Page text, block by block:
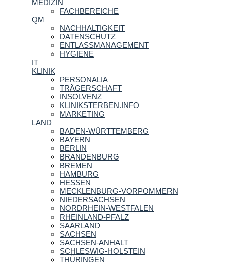
MEDIZIN
FACHBEREICHE
QM
NACHHALTIGKEIT
DATENSCHUTZ
ENTLASSMANAGEMENT
HYGIENE
IT
KLINIK
PERSONALIA
TRÄGERSCHAFT
INSOLVENZ
KLINIKSTERBEN.INFO
MARKETING
LAND
BADEN-WÜRTTEMBERG
BAYERN
BERLIN
BRANDENBURG
BREMEN
HAMBURG
HESSEN
MECKLENBURG-VORPOMMERN
NIEDERSACHSEN
NORDRHEIN-WESTFALEN
RHEINLAND-PFALZ
SAARLAND
SACHSEN
SACHSEN-ANHALT
SCHLESWIG-HOLSTEIN
THÜRINGEN